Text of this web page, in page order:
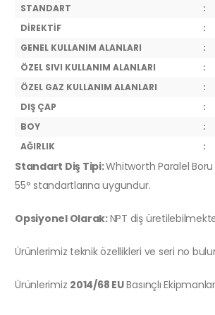
STANDART
:
DİREKTİF
:
GENEL KULLANIM ALANLARI
:
ÖZEL SIVI KULLANIM ALANLARI
:
ÖZEL GAZ KULLANIM ALANLARI
:
DIŞ ÇAP
:
BOY
:
AĞIRLIK
:
Standart Diş Tipi:Whitworth Paralel Boru
55° standartlarına uygundur.
Opsiyonel Olarak:NPT diş
Ürünlerimiz teknik özellikleri ve seri no
Ürünlerimiz 2014/68 EUBasınçlı